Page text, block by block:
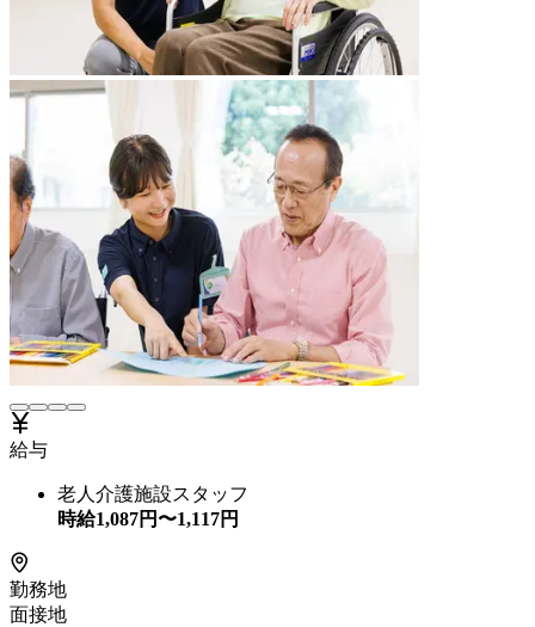
給与
老人介護施設スタッフ
時給1,087円〜1,117円
勤務地
面接地